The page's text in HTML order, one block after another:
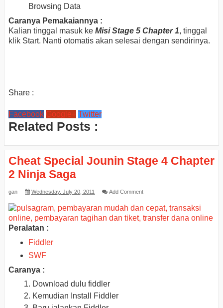
Browsing Data
Caranya Pemakaiannya :
Kalian tinggal masuk ke Misi Stage 5 Chapter 1, tinggal
klik Start. Nanti otomatis akan selesai dengan sendirinya.
Share :
Facebook Google+ Twitter
Related Posts :
Cheat Special Jounin Stage 4 Chapter
2 Ninja Saga
gan Wednesday, July 20, 2011 Add Comment
Peralatan :
Fiddler
SWF
Caranya :
Download dulu fiddler
Kemudian Install Fiddler